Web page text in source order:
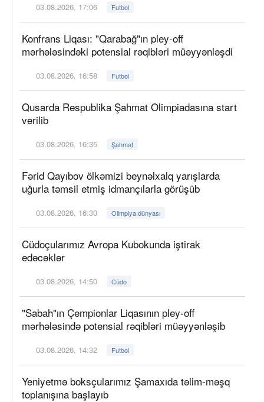
03.08.2026, 17:06 Futbol
Konfrans Liqası: "Qarabağ"ın pley-off
mərhələsindəki potensial rəqibləri müəyyənləşdi
03.08.2026, 16:58 Futbol
Qusarda Respublika Şahmat Olimpiadasına start
verilib
03.08.2026, 16:35 Şahmat
Fərid Qayıbov ölkəmizi beynəlxalq yarışlarda
uğurla təmsil etmiş idmançılarla görüşüb
03.08.2026, 16:30 Olimpiya dünyası
Cüdoçularımız Avropa Kubokunda iştirak
edəcəklər
03.08.2026, 14:50 Cüdo
"Sabah"ın Çempionlar Liqasının pley-off
mərhələsində potensial rəqibləri müəyyənləşib
03.08.2026, 14:32 Futbol
Yeniyetmə boksçularımız Şamaxıda təlim-məşq
toplanışına başlayıb